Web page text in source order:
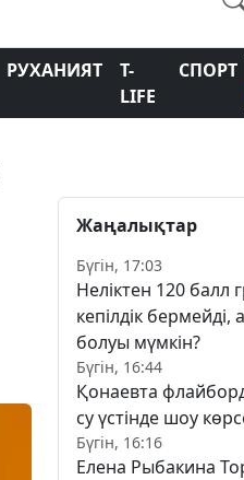
РУХАНИЯТ
T-
LIFE
СПОРТ
Жаңалықтар
Бүгін, 17:03
Неліктен 120 балл
кепілдік бермейді,
болуы мүмкін?
Бүгін, 16:44
Қонаевта
су үстінде шоу
Бүгін, 16:16
Елена Рыбакина